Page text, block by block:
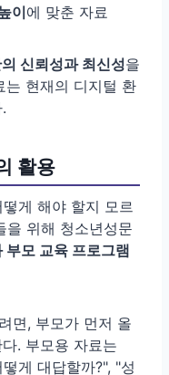
이에 맞춘 자료
신뢰성과 최신성을
는 현재의 디지털 환
활용
게 해야 할지 모르
을 위해 청소년성문
부모 교육 프로그램
면, 부모가 먼저 올
. 부모용 자료는
게 대답할까?", "성